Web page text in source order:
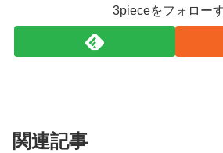
3pieceをフォロー
関連記事